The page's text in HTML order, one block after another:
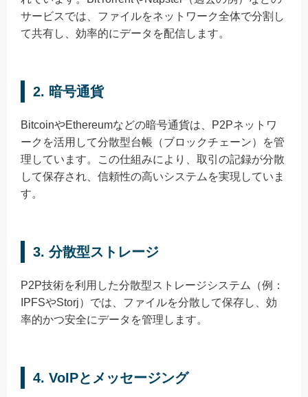
サービスでは、ファイルをネットワーク全体で分割し
て共有し、効率的にデータを配信します。
2. 暗号通貨
BitcoinやEthereumなどの暗号通貨は、P2Pネットワ
ークを活用して分散型台帳（ブロックチェーン）を管
理しています。この仕組みにより、取引の記録が分散
して保存され、信頼性の高いシステムを実現していま
す。
3. 分散型ストレージ
P2P技術を利用した分散型ストレージシステム（例：
IPFSやStorj）では、ファイルを分散して保存し、効
率的かつ安全にデータを管理します。
4. VoIPとメッセージング